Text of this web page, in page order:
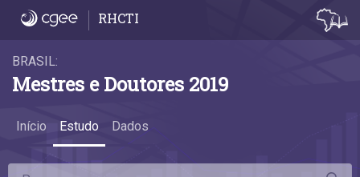
3.4 Graus de endogenia - 3.4 Graus de
RHCTI
BRASIL:
Mestres e Doutores 2019
Início Estudo Dados